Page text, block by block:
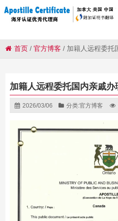
首页 /官方博客 / 加籍人远程委托
加籍人远程委托国内亲戚
2026/03/06 分类:官方博客